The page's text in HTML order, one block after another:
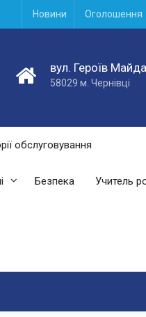
Новини Оголошення
вул. Героїв
58029 м. Чернівці
обслуговування
Безпека Учитель